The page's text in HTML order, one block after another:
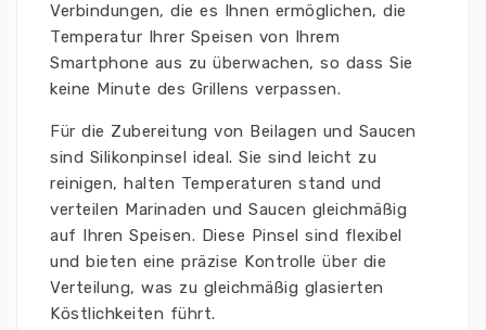
Verbindungen, die es Ihnen ermöglichen, die
Temperatur Ihrer Speisen von Ihrem
Smartphone aus zu überwachen, so dass Sie
keine Minute des Grillens verpassen.
Für die Zubereitung von Beilagen und Saucen
sind Silikonpinsel ideal. Sie sind leicht zu
reinigen, halten Temperaturen stand und
verteilen Marinaden und Saucen gleichmäßig
auf Ihren Speisen. Diese Pinsel sind flexibel
und bieten eine präzise Kontrolle über die
Verteilung, was zu gleichmäßig glasierten
Köstlichkeiten führt.